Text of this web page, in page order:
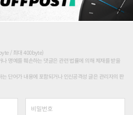
/ 최대 400byte)
명예를 훼손하는 댓글은 관련 법률에 의해 제재를 받을
단어가 내용에 포함되거나 인신공격성 글은 관리자의 판